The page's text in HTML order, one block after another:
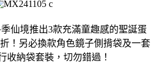
季仙境推出3款充滿童趣感的聖誕蛋
！另必換款角色鏡子側揹袋及一套
收納袋套裝，切勿錯過！